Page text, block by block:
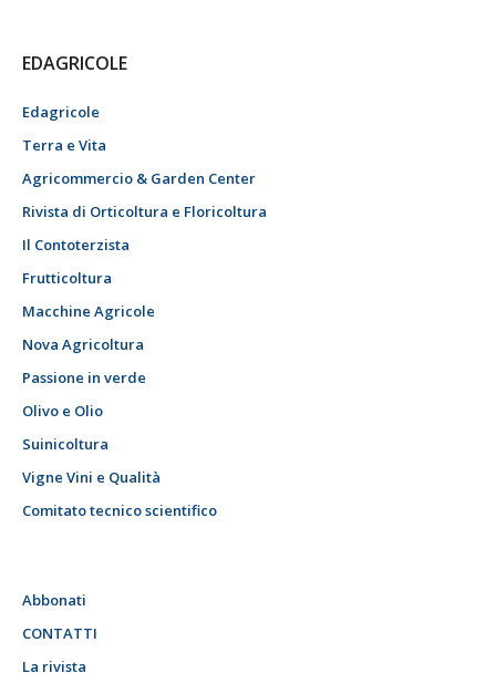
EDAGRICOLE
Edagricole
Terra e Vita
Agricommercio & Garden Center
Rivista di Orticoltura e Floricoltura
Il Contoterzista
Frutticoltura
Macchine Agricole
Nova Agricoltura
Passione in verde
Olivo e Olio
Suinicoltura
Vigne Vini e Qualità
Comitato tecnico scientifico
Abbonati
CONTATTI
La rivista